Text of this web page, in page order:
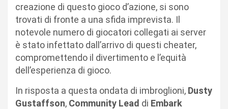
creazione di questo gioco d’azione, si sono
trovati di fronte a una sfida imprevista. Il
notevole numero di giocatori collegati ai server
è stato infettato dall’arrivo di questi cheater,
compromettendo il divertimento e l’equità
dell’esperienza di gioco.
In risposta a questa ondata di imbroglioni, Dusty
Gustaffson, Community Lead di Embark